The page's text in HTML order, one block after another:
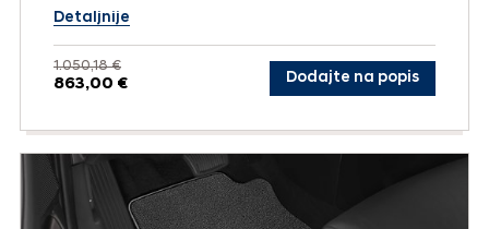
Detaljnije
1.050,18 €
863,00 € Dodajte na popis